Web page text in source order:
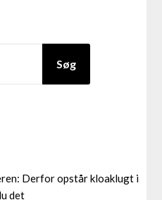
Søg
Derfor opstår kloaklugt i
det